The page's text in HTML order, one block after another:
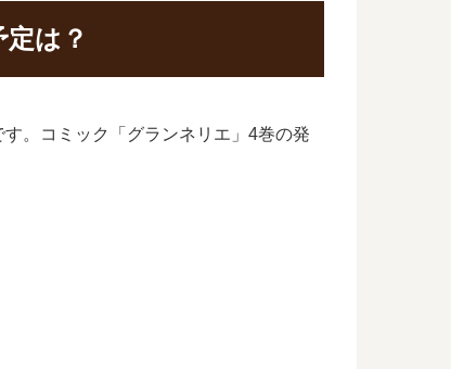
は？
。コミック「グランネリエ」4巻の発